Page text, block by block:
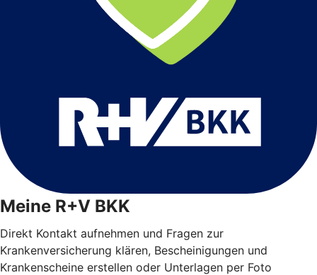
Meine R+V BKK
Direkt Kontakt aufnehmen und Fragen zur
Krankenversicherung klären, Bescheinigungen und
Krankenscheine erstellen oder Unterlagen per Foto